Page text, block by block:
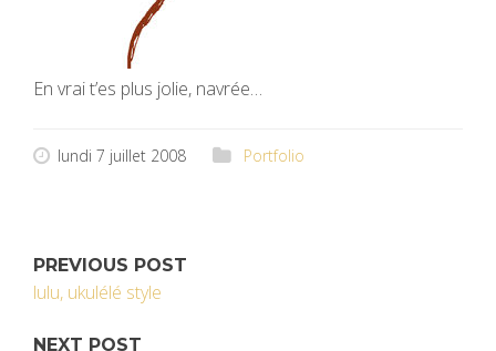
En vrai t’es plus jolie, navrée…
lundi 7 juillet 2008 Portfolio
PREVIOUS POST
lulu, ukulélé style
NEXT POST